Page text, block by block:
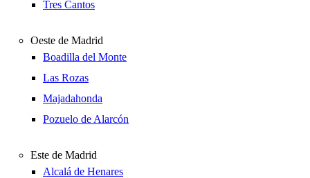
Tres Cantos
Oeste de Madrid
Boadilla del Monte
Las Rozas
Majadahonda
Pozuelo de Alarcón
Este de Madrid
Alcalá de Henares